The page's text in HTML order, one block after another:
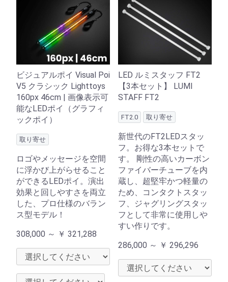
ビジュアルポイ Visual Poi
V5 クラシック Lighttoys
160px 46cm | 画像表示可
能なLEDポイ（グラフィ
ックポイ）
取り寄せ
ロゴやメッセージを空間
に浮かび上がらせること
ができるLEDポイ。演出
効果と回しやすさを両立
した、プロ仕様のバラン
ス型モデル！
308,000 ～ ￥ 321,288
LED ルミスタッフ FT2
【3本セット】 LUMI
STAFF FT2
FT2.0 取り寄せ
新世代のFT2LEDスタッ
フ。お得な3本セットで
す。 剛性の高いカーボン
ファイバーチューブを内
蔵し、超堅牢かつ軽量の
ため、コンタクトスタッ
フ、ジャグリングスタッ
フとして非常に使用しや
すい作りです。
286,000 ～ ￥ 296,296